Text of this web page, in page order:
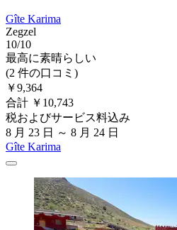
Gîte Karima
Zegzel
10/10
最高に素晴らしい
(2 件の口コミ)
￥9,364
合計 ￥10,743
税およびサービス料込み
8 月 23 日 ～ 8 月 24 日
Gîte Karima